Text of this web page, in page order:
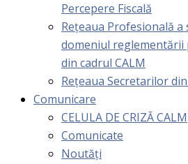
Percepere Fiscală
Reţeaua Profesională
domeniul
din cadrul CALM
Rețeaua Secretarilor
Comunicare
CELULA DE CRIZĂ CALM
Comunicate
Noutăți